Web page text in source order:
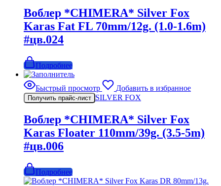
Воблер *CHIMERA* Silver Fox
Karas Fat FL 70mm/12g. (1.0-1.6m)
#цв.024
Подробнее
Быстрый просмотр Добавить в избранное
Получить прайс-лист SILVER FOX
Воблер *CHIMERA* Silver Fox
Karas Floater 110mm/39g. (3.5-5m)
#цв.006
Подробнее